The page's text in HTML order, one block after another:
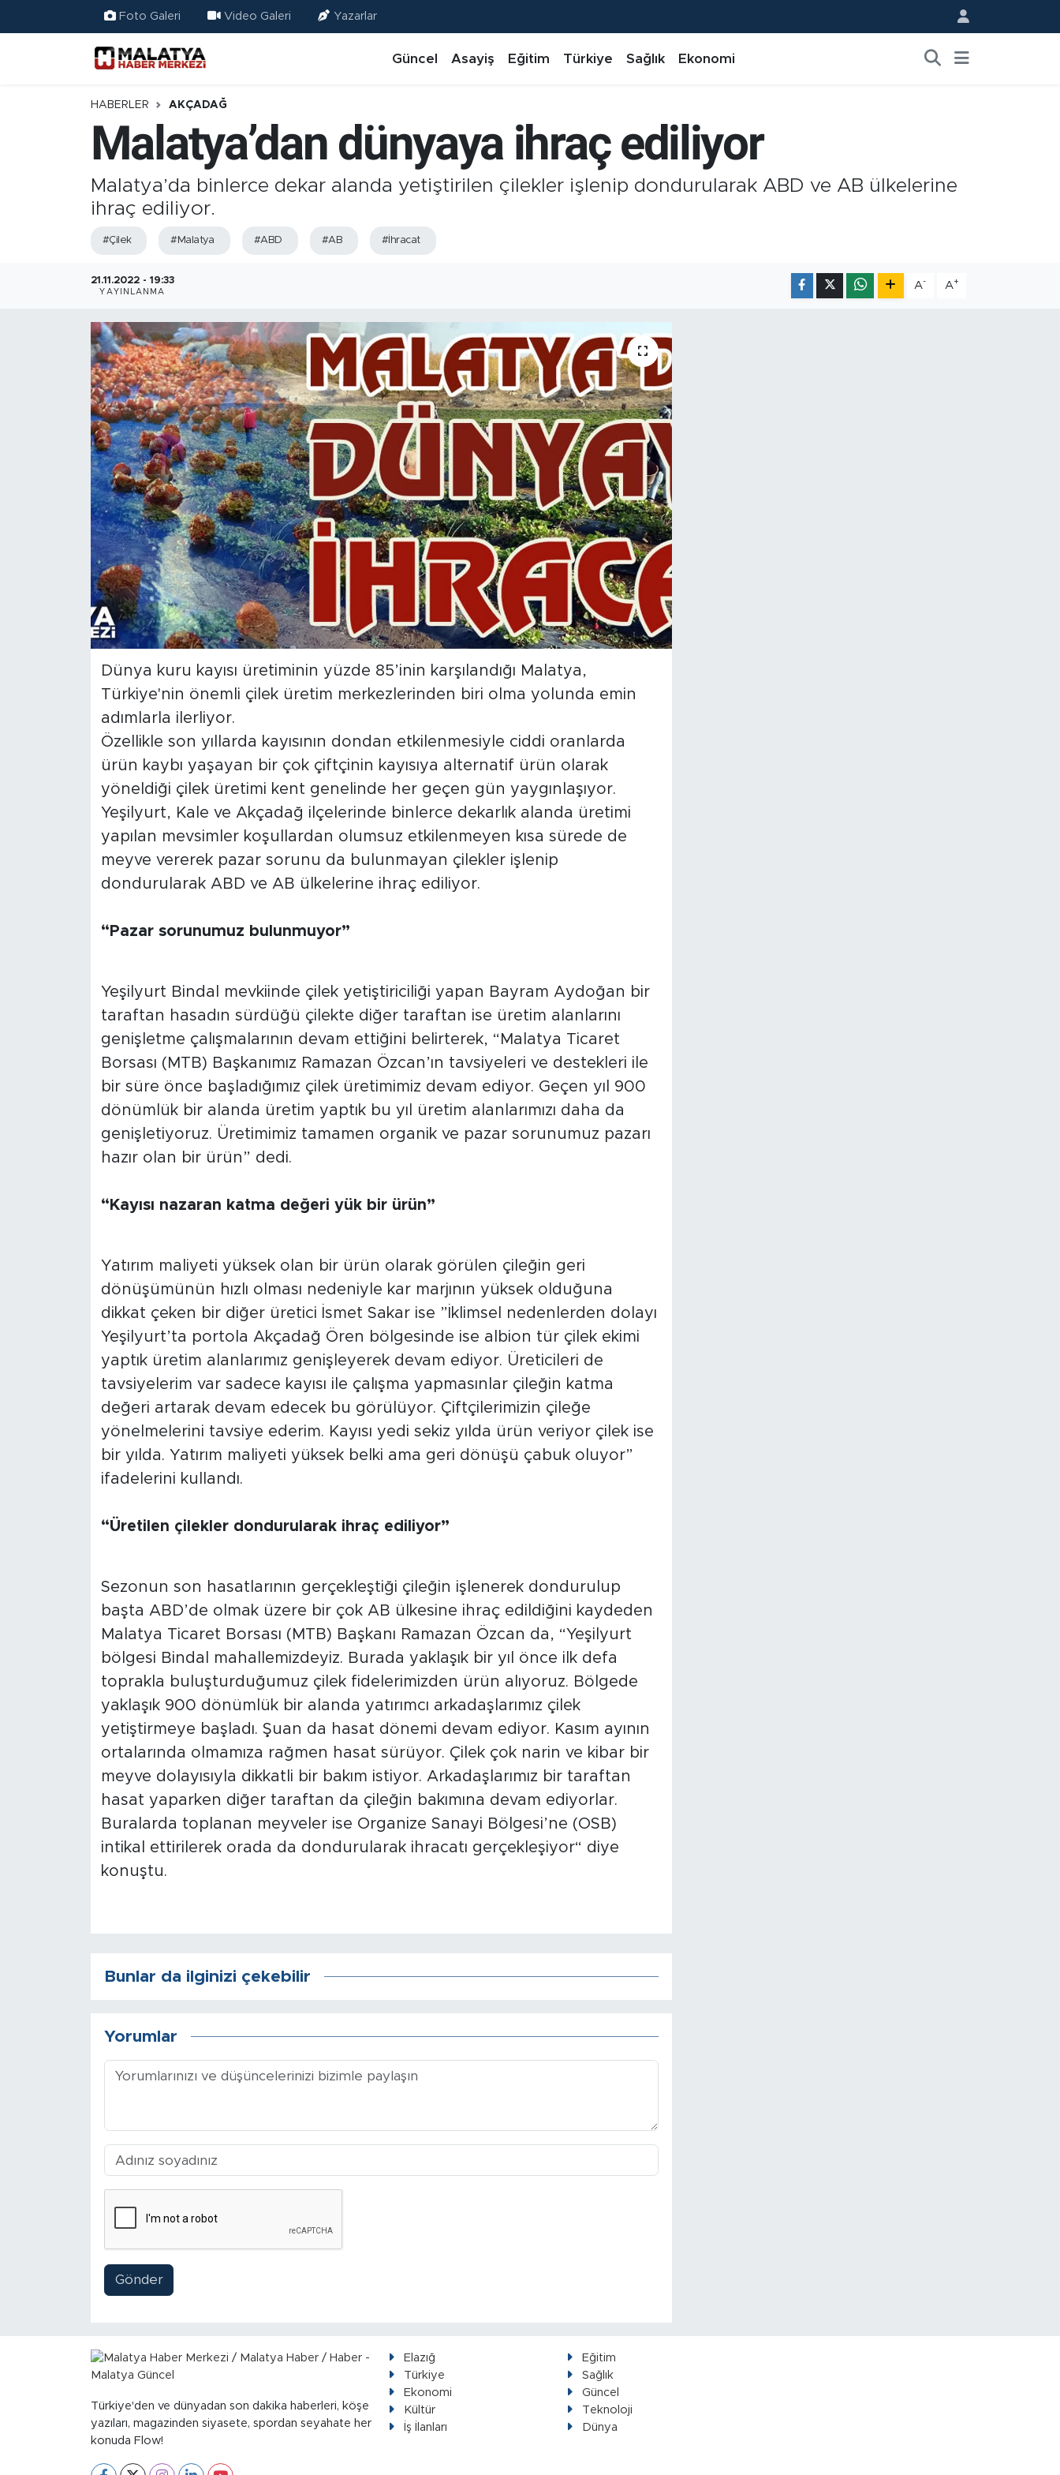
Foto Galeri Video Galeri Yazarlar
Güncel Asayiş Eğitim Türkiye Sağlık Ekonomi
HABERLER AKÇADAĞ
Malatya’dan dünyaya ihraç ediliyor
Malatya’da binlerce dekar alanda yetiştirilen çilekler işlenip dondurularak ABD ve AB ülkelerine
ihraç ediliyor.
#Çilek #Malatya #ABD #AB #İhracat
21.11.2022 - 19:33
YAYINLANMA
A- A+
Dünya kuru kayısı üretiminin yüzde 85’inin karşılandığı Malatya,
Türkiye'nin önemli çilek üretim merkezlerinden biri olma yolunda emin
adımlarla ilerliyor.
Özellikle son yıllarda kayısının dondan etkilenmesiyle ciddi oranlarda
ürün kaybı yaşayan bir çok çiftçinin kayısıya alternatif ürün olarak
yöneldiği çilek üretimi kent genelinde her geçen gün yaygınlaşıyor.
Yeşilyurt, Kale ve Akçadağ ilçelerinde binlerce dekarlık alanda üretimi
yapılan mevsimler koşullardan olumsuz etkilenmeyen kısa sürede de
meyve vererek pazar sorunu da bulunmayan çilekler işlenip
dondurularak ABD ve AB ülkelerine ihraç ediliyor.
“Pazar sorunumuz bulunmuyor”
Yeşilyurt Bindal mevkiinde çilek yetiştiriciliği yapan Bayram Aydoğan bir
taraftan hasadın sürdüğü çilekte diğer taraftan ise üretim alanlarını
genişletme çalışmalarının devam ettiğini belirterek, “Malatya Ticaret
Borsası (MTB) Başkanımız Ramazan Özcan’ın tavsiyeleri ve destekleri ile
bir süre önce başladığımız çilek üretimimiz devam ediyor. Geçen yıl 900
dönümlük bir alanda üretim yaptık bu yıl üretim alanlarımızı daha da
genişletiyoruz. Üretimimiz tamamen organik ve pazar sorunumuz pazarı
hazır olan bir ürün” dedi.
“Kayısı nazaran katma değeri yük bir ürün”
Yatırım maliyeti yüksek olan bir ürün olarak görülen çileğin geri
dönüşümünün hızlı olması nedeniyle kar marjının yüksek olduğuna
dikkat çeken bir diğer üretici İsmet Sakar ise ”İklimsel nedenlerden dolayı
Yeşilyurt’ta portola Akçadağ Ören bölgesinde ise albion tür çilek ekimi
yaptık üretim alanlarımız genişleyerek devam ediyor. Üreticileri de
tavsiyelerim var sadece kayısı ile çalışma yapmasınlar çileğin katma
değeri artarak devam edecek bu görülüyor. Çiftçilerimizin çileğe
yönelmelerini tavsiye ederim. Kayısı yedi sekiz yılda ürün veriyor çilek ise
bir yılda. Yatırım maliyeti yüksek belki ama geri dönüşü çabuk oluyor”
ifadelerini kullandı.
“Üretilen çilekler dondurularak ihraç ediliyor”
Sezonun son hasatlarının gerçekleştiği çileğin işlenerek dondurulup
başta ABD’de olmak üzere bir çok AB ülkesine ihraç edildiğini kaydeden
Malatya Ticaret Borsası (MTB) Başkanı Ramazan Özcan da, “Yeşilyurt
bölgesi Bindal mahallemizdeyiz. Burada yaklaşık bir yıl önce ilk defa
toprakla buluşturduğumuz çilek fidelerimizden ürün alıyoruz. Bölgede
yaklaşık 900 dönümlük bir alanda yatırımcı arkadaşlarımız çilek
yetiştirmeye başladı. Şuan da hasat dönemi devam ediyor. Kasım ayının
ortalarında olmamıza rağmen hasat sürüyor. Çilek çok narin ve kibar bir
meyve dolayısıyla dikkatli bir bakım istiyor. Arkadaşlarımız bir taraftan
hasat yaparken diğer taraftan da çileğin bakımına devam ediyorlar.
Buralarda toplanan meyveler ise Organize Sanayi Bölgesi’ne (OSB)
intikal ettirilerek orada da dondurularak ihracatı gerçekleşiyor“ diye
konuştu.
Bunlar da ilginizi çekebilir
Yorumlar
Gönder
Türkiye'den ve dünyadan son dakika haberleri, köşe
yazıları, magazinden siyasete, spordan seyahate her
konuda Flow!
Elazığ
Eğitim
Türkiye
Sağlık
Ekonomi
Güncel
Kültür
Teknoloji
İş İlanları
Dünya
Teknoloji
İş İlanları
Yazıhan
Kuluncak
Yeşilyurt
Akçadağ
Doğanyol
Battalgazi
Doğanşehir